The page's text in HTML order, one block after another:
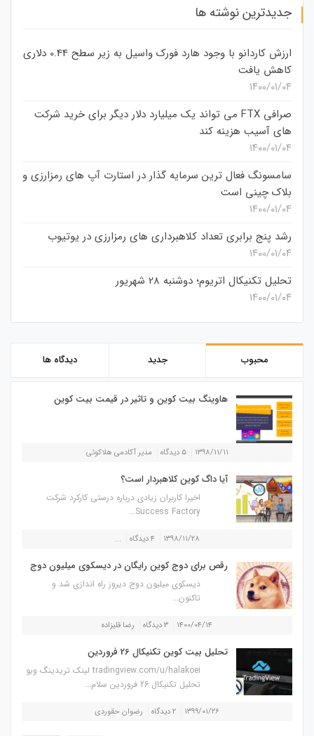
جدیدترین نوشته ها
ارزش کاردانو با وجود هارد فورک واسیل به زیر سطح 0.44 دلاری
کاهش یافت
۱۴۰۰/۰۱/۰۴
صرافی FTX می تواند یک میلیارد دلار دیگر برای خرید شرکت
های آسیب هزینه کند
۱۴۰۰/۰۱/۰۴
سامسونگ فعال‌ ترین سرمایه‌ گذار در استارت‌ آپ‌ های رمزارزی و
بلاک چینی است
۱۴۰۰/۰۱/۰۴
رشد پنج برابری تعداد کلاهبرداری های رمزارزی در یوتیوب
۱۴۰۰/۰۱/۰۴
تحلیل تکنیکال اتریوم؛ دوشنبه 28 شهریور
۱۴۰۰/۰۱/۰۴
محبوب جدید دیدگاه ها
هاوینگ بیت کوین و تاثیر در قیمت بیت کوین
۱۳۹۸/۱۱/۱۱ ۵ دیدگاه مدیر آکادمی هلاکوئی
آیا داگ کوین کلاهبردار است؟
اخیرا کاربران زیادی درباره درستی کارکرد شرکت
Success Factory...
۱۳۹۸/۱۱/۲۸ ۴ دیدگاه ...
رقص برای دوج کوین رایگان در دیسکوی میلیون دوج
دیسکوی میلیون دوج دیروز راه اندازی شد و
تاکنون...
۱۴۰۰/۰۴/۱۴ ۳ دیدگاه رضا قلیزاده
تحلیل بیت کوین تکنیکال 26 فروردین
tradingview.com/u/halakoei لینک تریدینگ ویو
تحلیل تکنیکال 26 فروردین سلام...
۱۳۹۹/۰۱/۲۶ ۲ دیدگاه رضوان حقوردی